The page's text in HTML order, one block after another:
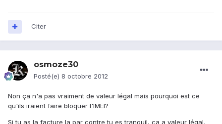
Citer
osmoze30
Posté(e) 8 octobre 2012
Non ça n'a pas vraiment de valeur légal mais pourquoi est ce
qu'ils iraient faire bloquer l'IMEI?
Si tu as la facture la par contre tu es tranquil, ça a valeur légal.